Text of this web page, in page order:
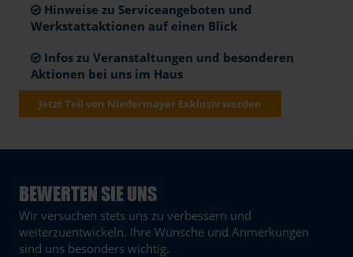
Hinweise zu Serviceangeboten und
Werkstattaktionen auf einen Blick
Infos zu Veranstaltungen und besonderen
Aktionen bei uns im Haus
Jetzt Teil von Niedermayer Exklusiv werden
BEWERTEN SIE UNS
Wir versuchen stets uns zu verbessern und
weiterzuentwickeln. Ihre Wünsche und Anmerkungen
sind uns besonders wichtig.